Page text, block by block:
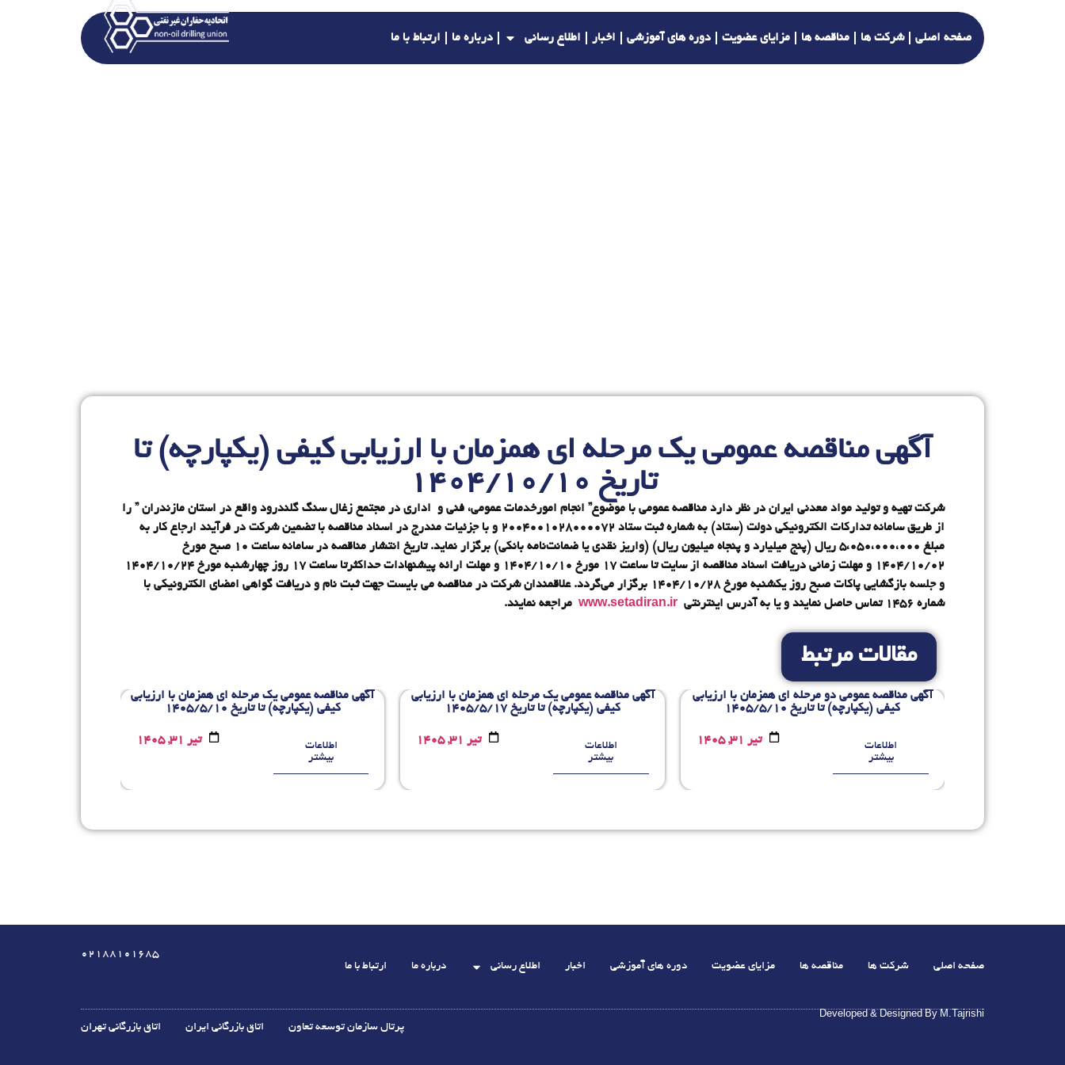
صفحه اصلی شرکت ها مناقصه ها مزایای عضویت دوره های آموزشی اخبار اطلاع رسانی درباره ما ارتباط با ما
آگهی مناقصه عمومی یک مرحله ای همزمان با ارزیابی کیفی (یکپارچه) تا
تاریخ 1404/10/10
شرکت تهیه و تولید مواد معدنی ایران در نظر دارد مناقصه عمومی با موضوع” انجام امورخدمات عمومی، فنی و اداری در مجتمع زغال سنگ گلندرود واقع در استان مازندران ” را
از طریق سامانه تدارکات الکترونیکی دولت (ستاد) به شماره ثبت ستاد 2004001028000072 و با جزئیات مندرج در اسناد مناقصه با تضمین شرکت در فرآیند ارجاع کار به
مبلغ 5،050،000،000 ريال (پنج میلیارد و پنجاه میلیون ریال) (واریز نقدی یا ضمانت‌نامه بانکی) برگزار نماید. تاریخ انتشار مناقصه در سامانه ساعت 10 صبح مورخ
۱۴۰۴/۱۰/۰۲ و مهلت زمانی دریافت اسناد مناقصه از سایت تا ساعت 17 مورخ ۱۴۰۴/۱۰/۱۰ و مهلت ارائه پیشنهادات حداکثرتا ساعت 17 روز چهارشنبه مورخ ۱۴۰۴/۱۰/۲۴
و جلسه بازگشایی پاکات صبح روز یکشنبه مورخ ۱۴۰۴/۱۰/۲۸ برگزار می‌گردد. علاقمندان شرکت در مناقصه می بایست جهت ثبت نام و دریافت گواهی امضای الکترونیکی با
شماره 1456 تماس حاصل نمایند و یا به آدرس اینترنتی
www.setadiran.ir مراجعه نمایند.
مقالات مرتبط
آگهی مناقصه عمومی دو مرحله ای همزمان با ارزیابی
کیفی (یکپارچه) تا تاریخ 1405/5/10
اطلاعات
بیشتر
تیر 31, 1405
آگهی مناقصه عمومی یک مرحله ای همزمان با ارزیابی
کیفی (یکپارچه) تا تاریخ 1405/5/17
اطلاعات
بیشتر
تیر 31, 1405
آگهی مناقصه عمومی یک مرحله ای همزمان با ارزیابی
کیفی (یکپارچه) تا تاریخ 1405/5/10
اطلاعات
بیشتر
تیر 31, 1405
صفحه اصلی شرکت ها مناقصه ها مزایای عضویت دوره های آموزشی اخبار اطلاع رسانی درباره ما ارتباط با ما
02188101685
Developed & Designed By M.Tajrishi
پرتال سازمان توسعه تعاون اتاق بازرگانی ایران اتاق بازرگانی تهران